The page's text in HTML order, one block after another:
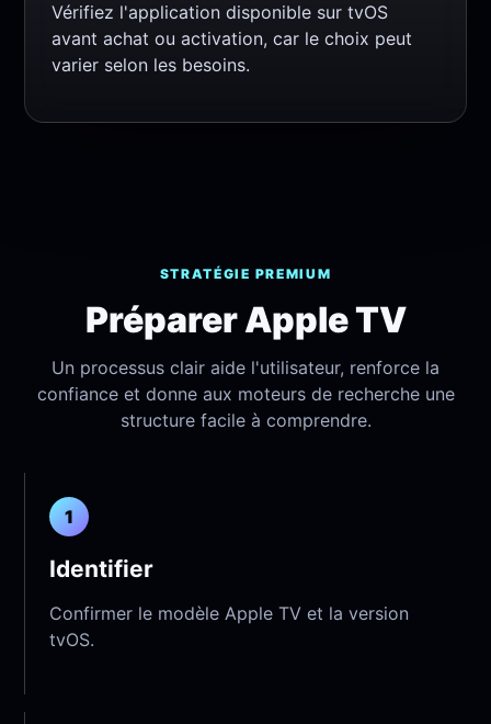
Vérifiez l'application disponible sur tvOS
avant achat ou activation, car le choix peut
varier selon les besoins.
STRATÉGIE PREMIUM
Préparer Apple TV
Un processus clair aide l'utilisateur, renforce la
confiance et donne aux moteurs de recherche une
structure facile à comprendre.
1
Identifier
Confirmer le modèle Apple TV et la version
tvOS.